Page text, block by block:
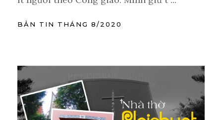
BẢN TIN THÁNG 8/2020